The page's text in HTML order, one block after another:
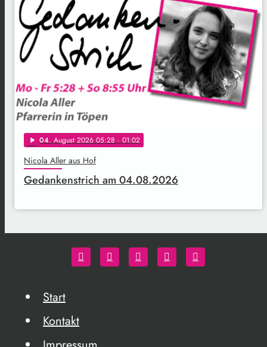
play_arrow 04. August 2026 05:28 · 01:02
Nicola Aller aus Hof
Gedankenstrich am 04.08.2026
Start
Kontakt